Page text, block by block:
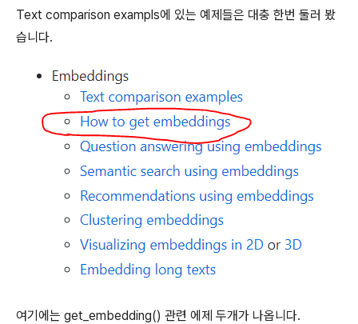
Text comparison exampls에 있는 예제들은 대충 한번 둘러 봤
습니다.
여기에는 get_embedding() 관련 에제 두개가 나옵니다.